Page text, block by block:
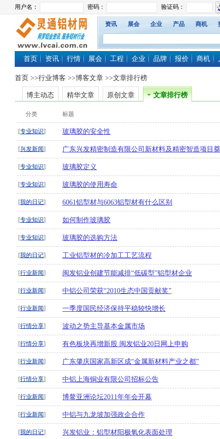
资讯 展会 企业 产品 商机
首页 资讯 行情 展会 工程 企业 品牌 报价 商机
首页 >>行业博客 >>博客文章 >>文章排行榜
博主动态 精华文章 原创文章 文章排行榜
分类 标题
[专业知识] 玻璃胶的安全性
[兴发新闻] 广东兴发精密制造有限公司新材料及精密智造项目
[专业知识] 玻璃胶定义
[专业知识] 玻璃胶的使用寿命
[我的日记] 6061铝型材与6063铝型材有什么区别
[专业知识] 如何制作玻璃胶
[专业知识] 玻璃胶的选购方法
[我的日记] 工业铝型材的冷加工工艺流程
[行业新闻] 闽发铝业创建节能减排“低碳型”铝型材企业
[行业新闻] 中铝公司荣获“2010生态中国贡献奖”
[行业新闻] 一季度国民经济保持平稳较快增长
[行情分享] 波动之势主导基本金属市场
[行情分享] 有色板块再增新股 闽发铝业20日网上申购
[行业新闻] 广东肇庆国家高新区成“金属新材料产业之都”
[行情分享] 中铝上海铜业有限公司招标公告
[行业新闻] 博鳌亚洲论坛2011年年会开幕
[行业新闻] 中铝与九龙坡加强政企合作
[我的日记] 兴发铝业：铝型材阳极氧化表面处理